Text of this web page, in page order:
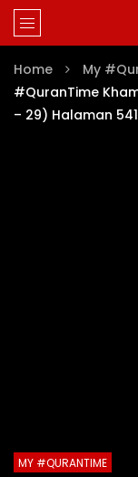
Home My
#QuranTime
– 29) Halaman 541
MY #QURANTIME